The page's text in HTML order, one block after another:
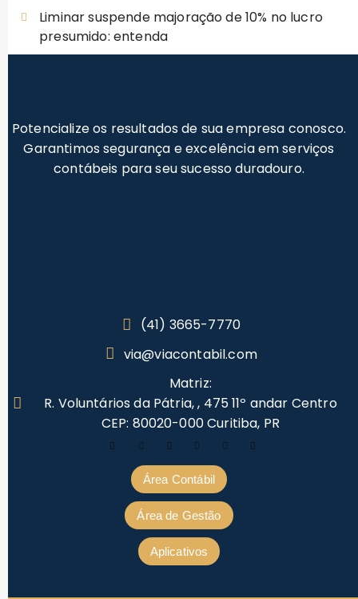
Liminar suspende majoração de 10% no lucro
presumido: entenda
Potencialize os resultados de sua empresa conosco.
Garantimos segurança e excelência em serviços
contábeis para seu sucesso duradouro.
(41) 3665-7770
via@viacontabil.com
Matriz:
R. Voluntários da Pátria, , 475 11º andar Centro
CEP: 80020-000 Curitiba, PR
Área Contábil
Área de Gestão
Aplicativos